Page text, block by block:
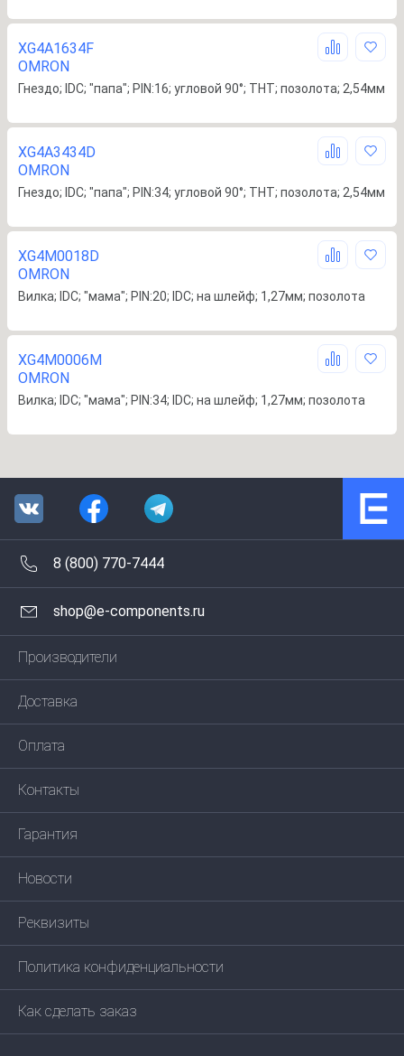
XG4A1634F
OMRON
Гнездо; IDC; "папа"; PIN:16; угловой 90°; THT; позолота; 2,54мм
XG4A3434D
OMRON
Гнездо; IDC; "папа"; PIN:34; угловой 90°; THT; позолота; 2,54мм
XG4M0018D
OMRON
Вилка; IDC; "мама"; PIN:20; IDC; на шлейф; 1,27мм; позолота
XG4M0006M
OMRON
Вилка; IDC; "мама"; PIN:34; IDC; на шлейф; 1,27мм; позолота
8 (800) 770-7444
shop@e-components.ru
Производители
Доставка
Оплата
Контакты
Гарантия
Новости
Реквизиты
Политика конфиденциальности
Как сделать заказ